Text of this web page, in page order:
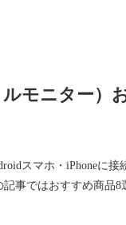
モニター）
スマホ・iPhoneに接
事ではおすすめ商品